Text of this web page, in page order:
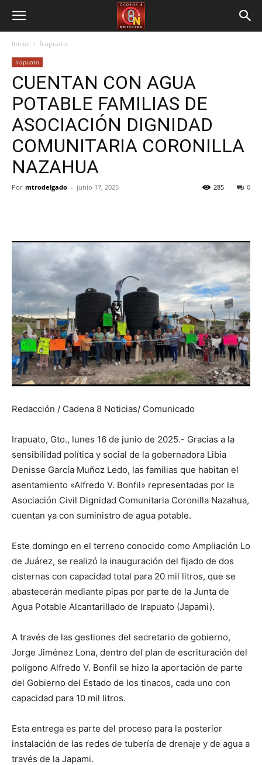
Inicio Irapuato
Irapuato
CUENTAN CON AGUA
POTABLE FAMILIAS DE
ASOCIACIÓN DIGNIDAD
COMUNITARIA CORONILLA
NAZAHUA
Por mtrodelgado - junio 17, 2025 0
285
Redacción / Cadena 8 Noticias/ Comunicado
Irapuato, Gto., lunes 16 de junio de 2025.- Gracias a la
sensibilidad política y social de la gobernadora Libia
Denisse García Muñoz Ledo, las familias que habitan el
asentamiento «Alfredo V. Bonfil» representadas por la
Asociación Civil Dignidad Comunitaria Coronilla Nazahua,
cuentan ya con suministro de agua potable.
Este domingo en el terreno conocido como Ampliación Lo
de Juárez, se realizó la inauguración del fijado de dos
cisternas con capacidad total para 20 mil litros, que se
abastecerán mediante pipas por parte de la Junta de
Agua Potable Alcantarillado de Irapuato (Japami).
A través de las gestiones del secretario de gobierno,
Jorge Jiménez Lona, dentro del plan de escrituración del
polígono Alfredo V. Bonfil se hizo la aportación de parte
del Gobierno del Estado de los tinacos, cada uno con
capacidad para 10 mil litros.
Esta entrega es parte del proceso para la posterior
instalación de las redes de tubería de drenaje y de agua a
través de la Japami.